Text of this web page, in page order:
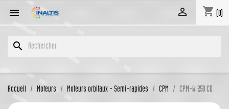
 shopping_cart (0)

search
Accueil Moteurs Moteurs orbitaux - Semi-rapides CPM CPM-W 250 CD